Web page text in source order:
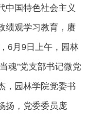
中国特色社会主义
绩观学习教育，赓
6月9日上午，园林
魂”党支部书记微党
，园林学院党委书
扬，党委委员庞